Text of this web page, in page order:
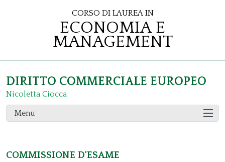
Corso di Laurea in
Economia e
Management
DIRITTO COMMERCIALE EUROPEO
Nicoletta Ciocca
Menu
Commissione d'esame